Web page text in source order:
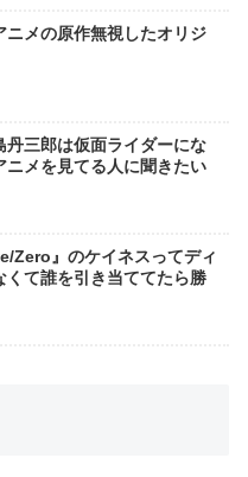
ニメの原作無視したオリジ
丹三郎は仮面ライダーにな
ニメを見てる人に聞きたい
Zero』のケイネスってディ
くて誰を引き当ててたら勝